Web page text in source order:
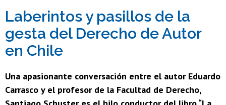
Académicas/os
Funcionarias/os
Laberintos y pasillos de la
gesta del Derecho de Autor
en Chile
Una apasionante conversación entre el autor Eduardo
Carrasco y el profesor de la Facultad de Derecho,